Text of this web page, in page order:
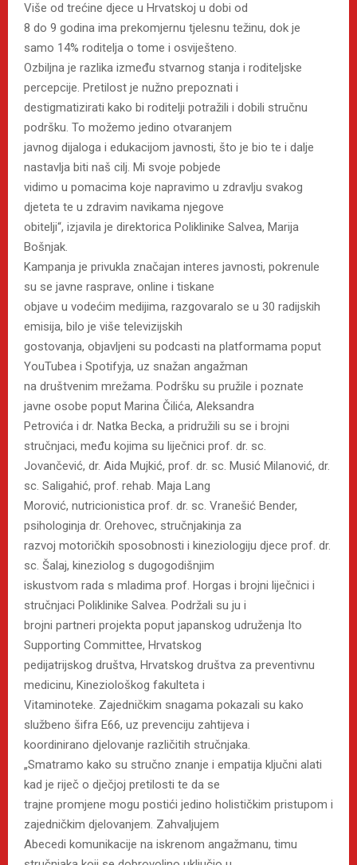
Više od trećine djece u Hrvatskoj u dobi od
8 do 9 godina ima prekomjernu tjelesnu težinu, dok je
samo 14% roditelja o tome i osviješteno.
Ozbiljna je razlika između stvarnog stanja i roditeljske
percepcije. Pretilost je nužno prepoznati i
destigmatizirati kako bi roditelji potražili i dobili stručnu
podršku. To možemo jedino otvaranjem
javnog dijaloga i edukacijom javnosti, što je bio te i dalje
nastavlja biti naš cilj. Mi svoje pobjede
vidimo u pomacima koje napravimo u zdravlju svakog
djeteta te u zdravim navikama njegove
obitelji“, izjavila je direktorica Poliklinike Salvea, Marija
Bošnjak.
Kampanja je privukla značajan interes javnosti, pokrenule
su se javne rasprave, online i tiskane
objave u vodećim medijima, razgovaralo se u 30 radijskih
emisija, bilo je više televizijskih
gostovanja, objavljeni su podcasti na platformama poput
YouTubea i Spotifyja, uz snažan angažman
na društvenim mrežama. Podršku su pružile i poznate
javne osobe poput Marina Čilića, Aleksandra
Petrovića i dr. Natka Becka, a pridružili su se i brojni
stručnjaci, među kojima su liječnici prof. dr. sc.
Jovančević, dr. Aida Mujkić, prof. dr. sc. Musić Milanović, dr.
sc. Saligahić, prof. rehab. Maja Lang
Morović, nutricionistica prof. dr. sc. Vranešić Bender,
psihologinja dr. Orehovec, stručnjakinja za
razvoj motoričkih sposobnosti i kineziologiju djece prof. dr.
sc. Šalaj, kineziolog s dugogodišnjim
iskustvom rada s mladima prof. Horgas i brojni liječnici i
stručnjaci Poliklinike Salvea. Podržali su ju i
brojni partneri projekta poput japanskog udruženja Ito
Supporting Committee, Hrvatskog
pedijatrijskog društva, Hrvatskog društva za preventivnu
medicinu, Kineziološkog fakulteta i
Vitaminoteke. Zajedničkim snagama pokazali su kako
službeno šifra E66, uz prevenciju zahtijeva i
koordinirano djelovanje različitih stručnjaka.
„Smatramo kako su stručno znanje i empatija ključni alati
kad je riječ o dječjoj pretilosti te da se
trajne promjene mogu postići jedino holističkim pristupom i
zajedničkim djelovanjem. Zahvaljujem
Abecedi komunikacije na iskrenom angažmanu, timu